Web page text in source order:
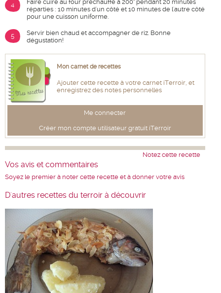
4
Faire cuire au four préchauffé à 200° pendant 20 minutes
réparties : 10 minutes d'un côté et 10 minutes de l'autre côté
pour une cuisson uniforme.
5
Servir bien chaud et accompagner de riz. Bonne
dégustation!
Mon carnet de recettes
Ajouter cette recette à votre carnet iTerroir, et
enregistrez des notes personnelles
Me connecter
Créer mon compte utilisateur gratuit iTerroir
Notez cette recette
Vos avis et commentaires
Soyez le premier à noter cette recette et à donner votre avis
D'autres recettes du terroir à découvrir